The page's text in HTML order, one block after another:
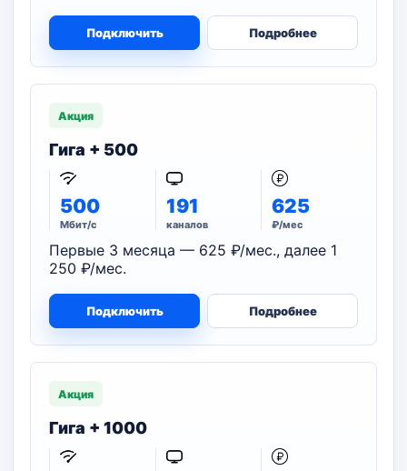
Подключить Подробнее
Акция
Гига + 500
500
Мбит/с
191
каналов
625
₽/мес
Первые 3 месяца — 625 ₽/мес., далее 1
250 ₽/мес.
Подключить Подробнее
Акция
Гига + 1000